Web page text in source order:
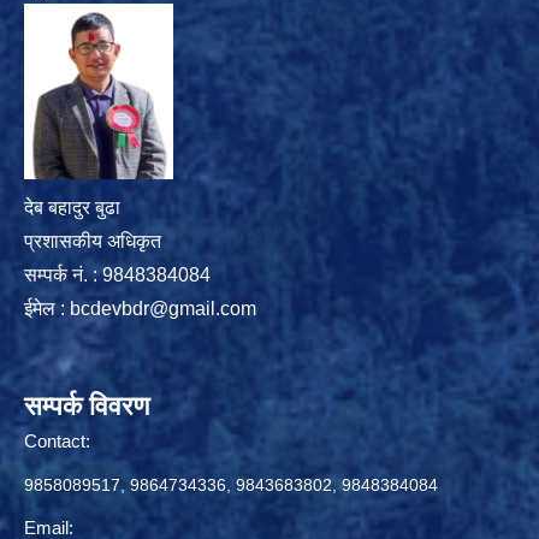
देब बहादुर बुढा
प्रशासकीय अधिकृत
सम्पर्क नं. : 9848384084
ईमेल : bcdevbdr@gmail.com
सम्पर्क विवरण
Contact:
9858089517, 9864734336, 9843683802, 9848384084
Email: